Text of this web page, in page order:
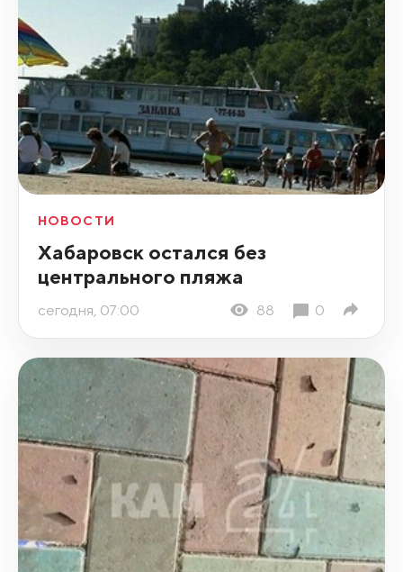
НОВОСТИ
Хабаровск остался без
центрального пляжа
сегодня, 07:00 88 0